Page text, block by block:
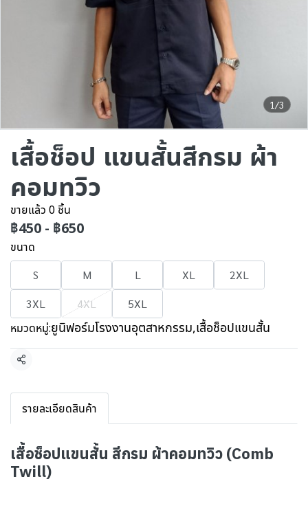
1/3
เสื้อช็อป แขนสั้นสีกรม ผ้า
คอมทวิว
ขายแล้ว 0 ชิ้น
฿450 - ฿650
ขนาด
S M L XL
2XL
3XL
4XL 5XL
หมวดหมู่:ยูนิฟอร์มโรงงานอุตสาหกรรม,เสื้อช็อปแขนสั้น
แชร์
รายละเอียดสินค้า
เสื้อช็อปแขนสั้น สีกรม ผ้าคอมทวิว (Comb
Twill)